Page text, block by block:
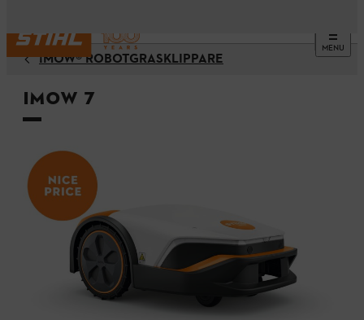
MENU
¡MOW® ROBOTGRÄSKLIPPARE
iMOW 7